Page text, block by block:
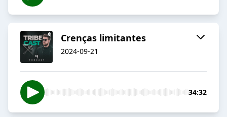
Crenças limitantes
2024-09-21
34:32